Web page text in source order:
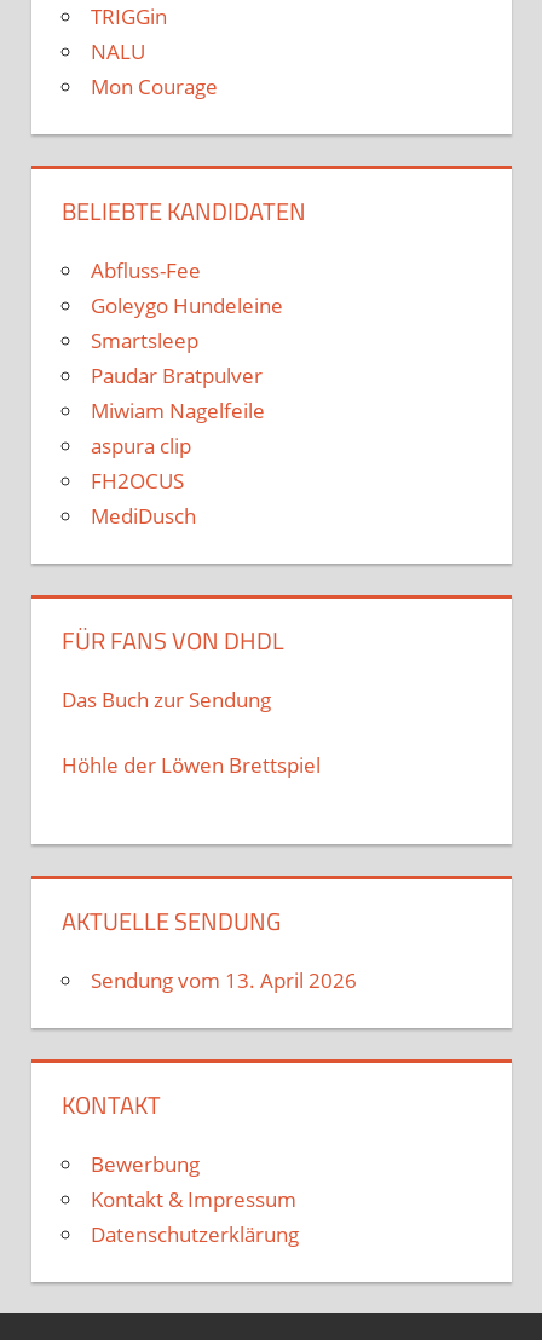
TRIGGin
NALU
Mon Courage
BELIEBTE KANDIDATEN
Abfluss-Fee
Goleygo Hundeleine
Smartsleep
Paudar Bratpulver
Miwiam Nagelfeile
aspura clip
FH2OCUS
MediDusch
FÜR FANS VON DHDL
Das Buch zur Sendung
Höhle der Löwen Brettspiel
AKTUELLE SENDUNG
Sendung vom 13. April 2026
KONTAKT
Bewerbung
Kontakt & Impressum
Datenschutzerklärung